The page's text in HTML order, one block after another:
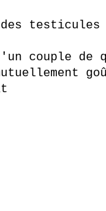
testicules
couple de